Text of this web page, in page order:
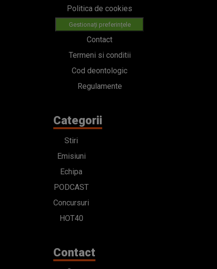
Politica de cookies
Gestionați preferințele
Contact
Termeni si conditii
Cod deontologic
Regulamente
Categorii
Stiri
Emisiuni
Echipa
PODCAST
Concursuri
HOT40
Contact